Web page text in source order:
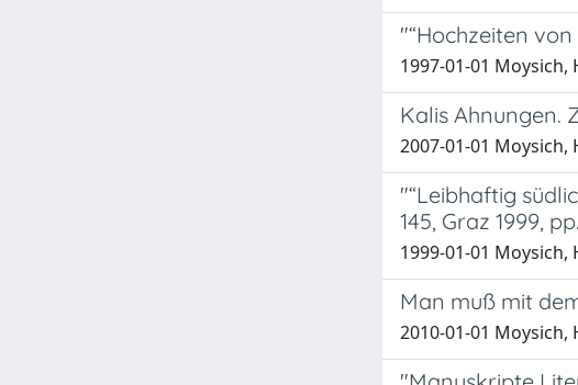
"“Hochzeiten
1997-01-01 Moysich,
Kalis Ahnungen.
2007-01-01 Moysich,
"“Leibhaftig
145, Graz 1999,
1999-01-01 Moysich,
Man muß mit
2010-01-01 Moysich,